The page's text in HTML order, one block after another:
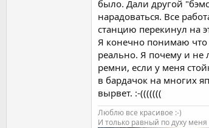
было. Дали другой
нарадоваться. Все
станцию перекинул на
Я конечно понимаю что
реально. Я почему и не
ремни, если у меня
в бардачок на многих
вырвет. :-(((((((
Люблю все красивое :-)
И только равный по духу меня